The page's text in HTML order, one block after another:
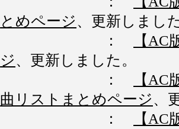
とめページ、更新しまし
：
【
ジ、更新しました。
：
【AC
曲リストまとめページ、
：
【AC